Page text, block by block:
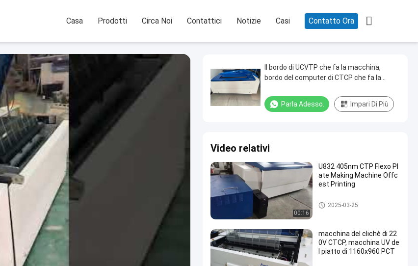
Casa Prodotti Circa Noi Contattici Notizie Casi Contatto Ora 
Il bordo di UCVTP che fa la macchina,
bordo del computer di CTCP che fa la
CTCP
Parla Adesso. Impari Di Più
Video relativi
00:16
U832 405nm CTP Flexo Pl
ate Making Machine Offc
est Printing
Macchina da stampa per lastr
e CTCP
2025-03-25
macchina del clichè di 22
0V CTCP, macchina UV de
l piatto di 1160x960 PCT